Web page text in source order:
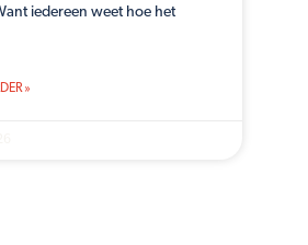
iedereen weet hoe het
»